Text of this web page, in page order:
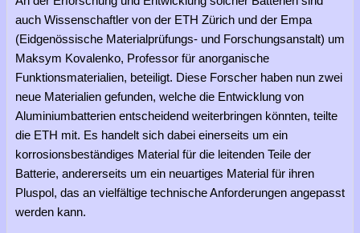
auch Wissenschaftler von der ETH Zürich und der Empa
(Eidgenössische Materialprüfungs- und Forschungsanstalt) um
Maksym Kovalenko, Professor für anorganische
Funktionsmaterialien, beteiligt. Diese Forscher haben nun zwei
neue Materialien gefunden, welche die Entwicklung von
Aluminiumbatterien entscheidend weiterbringen könnten, teilte
die ETH mit. Es handelt sich dabei einerseits um ein
korrosionsbeständiges Material für die leitenden Teile der
Batterie, andererseits um ein neuartiges Material für ihren
Pluspol, das an vielfältige technische Anforderungen angepasst
werden kann.